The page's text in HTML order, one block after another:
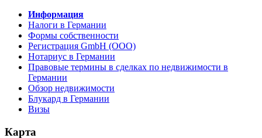
Информация
Налоги в Германии
Формы собственности
Регистрация GmbH (ООО)
Нотариус в Германии
Правовые термины в сделках по недвижимости в
Германии
Обзор недвижимости
Блукард в Германии
Визы
Карта